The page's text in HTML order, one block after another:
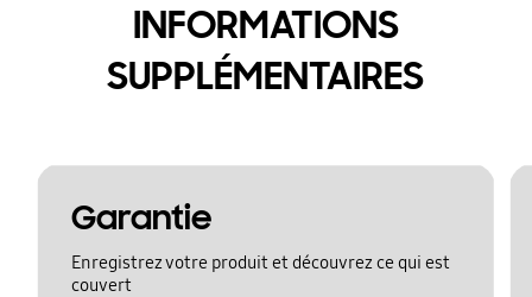
INFORMATIONS
SUPPLÉMENTAIRES
Garantie
Enregistrez votre produit et découvrez ce qui est
couvert